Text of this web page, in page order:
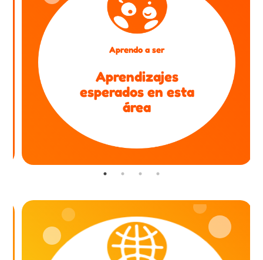
Aprendo a ser
Aprendizajes
esperados en esta
área